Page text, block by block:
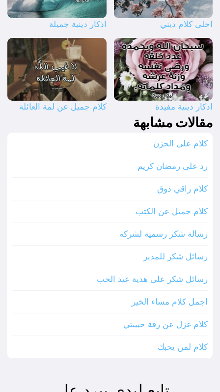
احلى كلام ديني اذكار دينية جميلة
اذكار دينية مفيدة كلام جميل عن لمة العائلة
مقالات مشابهة
كلام على الحزن
رد على رمضان كريم
كلام راقي ذوق
كلام جميل عن الكتب
رسالة شكر رسمية لشركة
رسائل شكر للمدير
رسائل شكر على هدية عيد الحب
اجمل كلام مساء الخير
كلام غزل عن رقة حبيبتي
كلام لمن يحبك